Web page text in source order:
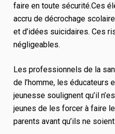
faire en toute sécurité.Ces
accru de décrochage
et d’idées suicidaires. Ces
négligeables.
Les professionnels de la
de l’homme, les éducateurs
jeunesse soulignent qu’il
jeunes de les forcer à faire
parents avant qu’ils ne